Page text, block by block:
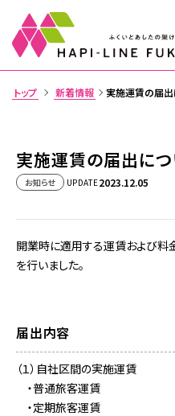
トップページ
運行状況
時刻表・運賃
路線・駅情報
忘れ物
お困りの時は
会社情報
トップ 新着情報 実施運賃の届出
実施運賃の届出につ
お知らせ UPDATE2023.12.05
開業時に適用する運賃および料
を行いました。
届出内容
（１）自社区間の実施運賃
・普通旅客運賃
・定期旅客運賃